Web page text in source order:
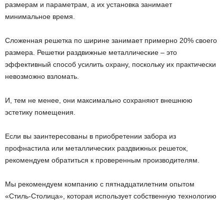
размерам и параметрам, а их установка занимает
минимальное время.
Сложенная решетка по ширине занимает примерно 20% своего
размера. Решетки раздвижные металлические – это
эффективный способ усилить охрану, поскольку их практически
невозможно взломать.
И, тем не менее, они максимально сохраняют внешнюю
эстетику помещения.
Если вы заинтересованы в приобретении забора из
профнастила или металлических раздвижных решеток,
рекомендуем обратиться к проверенным производителям.
Мы рекомендуем компанию с пятнадцатилетним опытом
«Стиль-Столица», которая использует собственную технологию